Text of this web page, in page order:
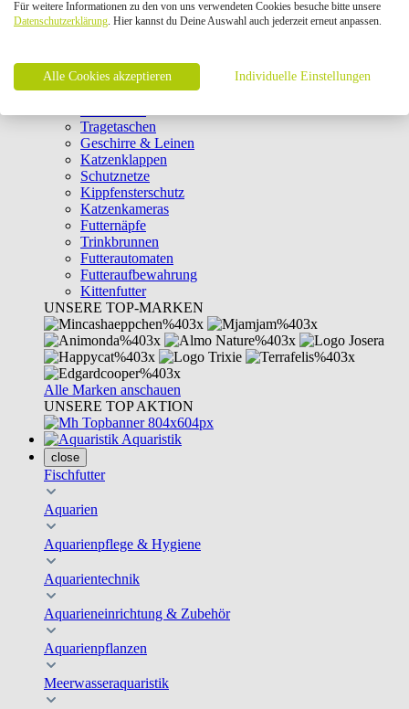
Intelligenzspielzeug
Laserpointer & Elektrospielzeug
Clicker & Target Sticks für Katzen
Weiteres Katzenspielzeug
Transportboxen
Tragetaschen
Geschirre & Leinen
Katzenklappen
Schutznetze
Kippfensterschutz
Katzenkameras
Futternäpfe
Trinkbrunnen
Futterautomaten
Futteraufbewahrung
Kittenfutter
UNSERE TOP-MARKEN
Alle Marken anschauen
UNSERE TOP AKTION
Aquaristik
close
Fischfutter
Aquarien
Aquarienpflege & Hygiene
Aquarientechnik
Aquarieneinrichtung & Zubehör
Aquarienpflanzen
Meerwasseraquaristik
Für weitere Informationen zu den von uns verwendeten Cookies besuche bitte unsere
Datenschutzerklärung. Hier kannst du Deine Auswahl auch jederzeit erneut anpassen.
Alle Cookies akzeptieren Individuelle Einstellungen